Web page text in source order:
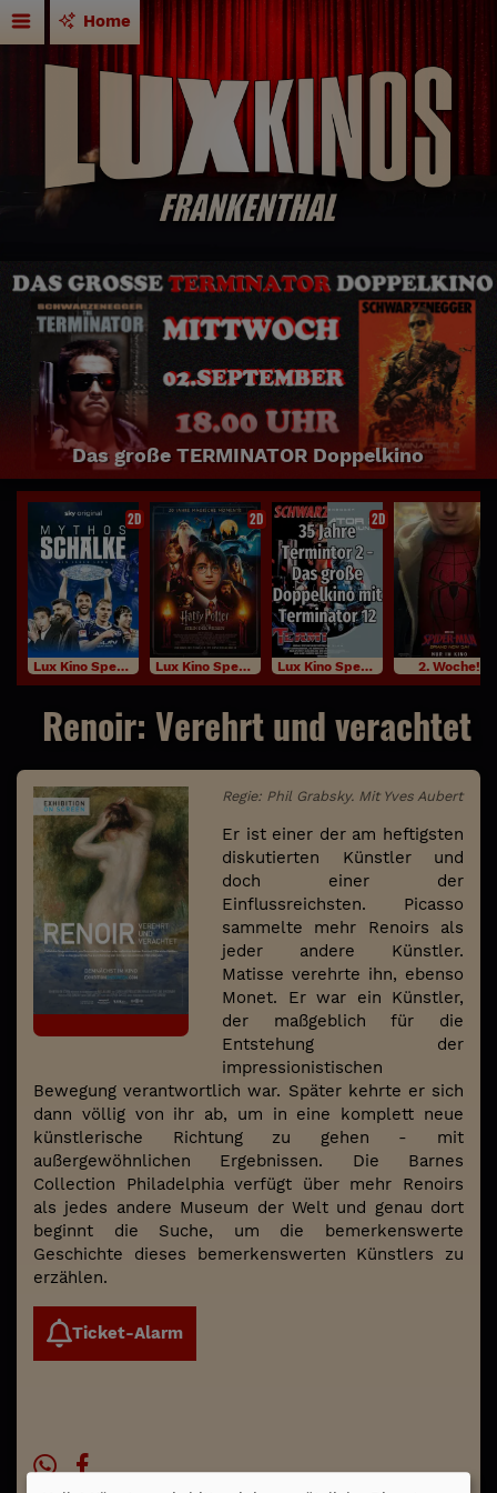
Home
Das große TERMINATOR Doppelkino
2D
Lux Kino Specials
2D
Lux Kino Specials
2D
Lux Kino Specials 2. Woche!
Renoir: Verehrt und verachtet
Regie: Phil Grabsky. Mit Yves Aubert
Er ist einer der am heftigsten
diskutierten Künstler und
doch einer der
Einflussreichsten. Picasso
sammelte mehr Renoirs als
jeder andere Künstler.
Matisse verehrte ihn, ebenso
Monet. Er war ein Künstler,
der maßgeblich für die
Entstehung der
impressionistischen
Bewegung verantwortlich war. Später kehrte er sich
dann völlig von ihr ab, um in eine komplett neue
künstlerische Richtung zu gehen - mit
außergewöhnlichen Ergebnissen. Die Barnes
Collection Philadelphia verfügt über mehr Renoirs
als jedes andere Museum der Welt und genau dort
beginnt die Suche, um die bemerkenswerte
Geschichte dieses bemerkenswerten Künstlers zu
erzählen.
Ticket-Alarm